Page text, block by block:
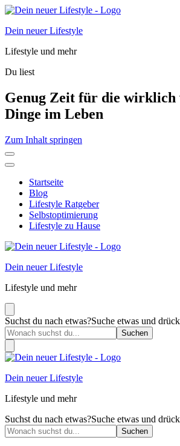
Dein neuer Lifestyle
Lifestyle und mehr
Du liest
Genug Zeit für die wirklich
Dinge im Leben
Zum Inhalt springen
Startseite
Blog
Lifestyle Ratgeber
Selbstoptimierung
Lifestyle zu Hause
Dein neuer Lifestyle
Lifestyle und mehr
Suchst du nach etwas?Suche etwas und
Dein neuer Lifestyle
Lifestyle und mehr
Suchst du nach etwas?Suche etwas und